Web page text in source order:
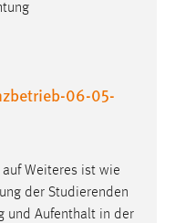
06-05-
auf Weiteres ist wie
der Studierenden
und Aufenthalt in der
anzuzeigen.
über Websites